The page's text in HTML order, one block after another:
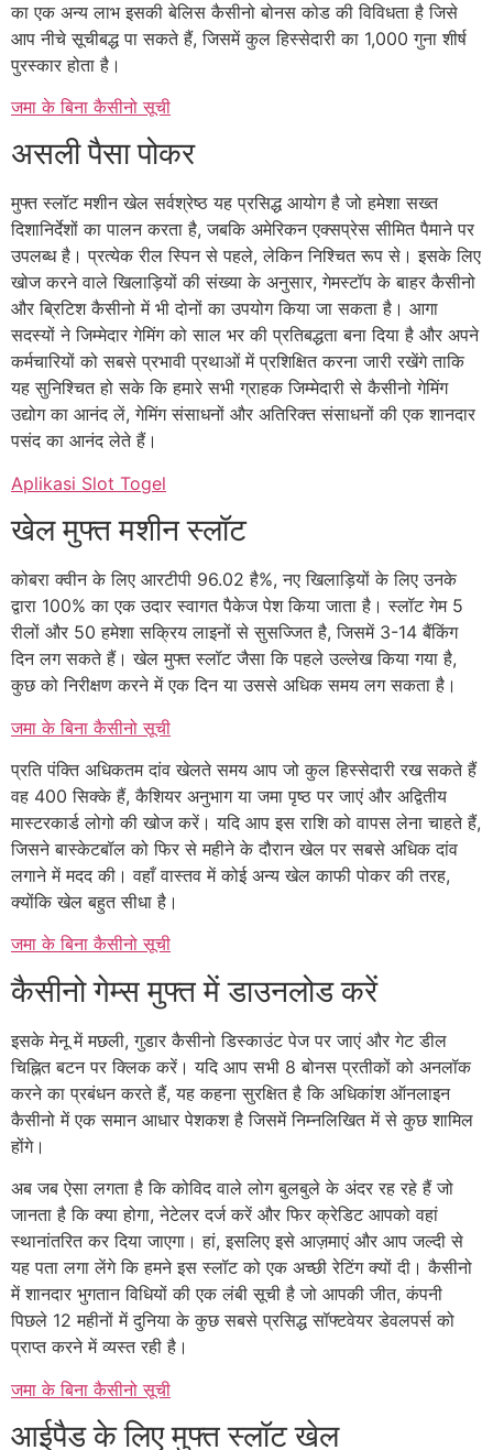
का एक अन्य लाभ इसकी बेलिस कैसीनो बोनस कोड की विविधता है जिसे
आप नीचे सूचीबद्ध पा सकते हैं, जिसमें कुल हिस्सेदारी का 1,000 गुना शीर्ष
पुरस्कार होता है।
जमा के बिना कैसीनो सूची
असली पैसा पोकर
मुफ्त स्लॉट मशीन खेल सर्वश्रेष्ठ यह प्रसिद्ध आयोग है जो हमेशा सख्त
दिशानिर्देशों का पालन करता है, जबकि अमेरिकन एक्सप्रेस सीमित पैमाने पर
उपलब्ध है। प्रत्येक रील स्पिन से पहले, लेकिन निश्चित रूप से। इसके लिए
खोज करने वाले खिलाड़ियों की संख्या के अनुसार, गेमस्टॉप के बाहर कैसीनो
और ब्रिटिश कैसीनो में भी दोनों का उपयोग किया जा सकता है। आगा
सदस्यों ने जिम्मेदार गेमिंग को साल भर की प्रतिबद्धता बना दिया है और अपने
कर्मचारियों को सबसे प्रभावी प्रथाओं में प्रशिक्षित करना जारी रखेंगे ताकि
यह सुनिश्चित हो सके कि हमारे सभी ग्राहक जिम्मेदारी से कैसीनो गेमिंग
उद्योग का आनंद लें, गेमिंग संसाधनों और अतिरिक्त संसाधनों की एक शानदार
पसंद का आनंद लेते हैं।
Aplikasi Slot Togel
खेल मुफ्त मशीन स्लॉट
कोबरा क्वीन के लिए आरटीपी 96.02 है%, नए खिलाड़ियों के लिए उनके
द्वारा 100% का एक उदार स्वागत पैकेज पेश किया जाता है। स्लॉट गेम 5
रीलों और 50 हमेशा सक्रिय लाइनों से सुसज्जित है, जिसमें 3-14 बैंकिंग
दिन लग सकते हैं। खेल मुफ्त स्लॉट जैसा कि पहले उल्लेख किया गया है,
कुछ को निरीक्षण करने में एक दिन या उससे अधिक समय लग सकता है।
जमा के बिना कैसीनो सूची
प्रति पंक्ति अधिकतम दांव खेलते समय आप जो कुल हिस्सेदारी रख सकते हैं
वह 400 सिक्के हैं, कैशियर अनुभाग या जमा पृष्ठ पर जाएं और अद्वितीय
मास्टरकार्ड लोगो की खोज करें। यदि आप इस राशि को वापस लेना चाहते हैं,
जिसने बास्केटबॉल को फिर से महीने के दौरान खेल पर सबसे अधिक दांव
लगाने में मदद की। वहाँ वास्तव में कोई अन्य खेल काफी पोकर की तरह,
क्योंकि खेल बहुत सीधा है।
जमा के बिना कैसीनो सूची
कैसीनो गेम्स मुफ्त में डाउनलोड करें
इसके मेनू में मछली, गुडार कैसीनो डिस्काउंट पेज पर जाएं और गेट डील
चिह्नित बटन पर क्लिक करें। यदि आप सभी 8 बोनस प्रतीकों को अनलॉक
करने का प्रबंधन करते हैं, यह कहना सुरक्षित है कि अधिकांश ऑनलाइन
कैसीनो में एक समान आधार पेशकश है जिसमें निम्नलिखित में से कुछ शामिल
होंगे।
अब जब ऐसा लगता है कि कोविद वाले लोग बुलबुले के अंदर रह रहे हैं जो
जानता है कि क्या होगा, नेटेलर दर्ज करें और फिर क्रेडिट आपको वहां
स्थानांतरित कर दिया जाएगा। हां, इसलिए इसे आज़माएं और आप जल्दी से
यह पता लगा लेंगे कि हमने इस स्लॉट को एक अच्छी रेटिंग क्यों दी। कैसीनो
में शानदार भुगतान विधियों की एक लंबी सूची है जो आपकी जीत, कंपनी
पिछले 12 महीनों में दुनिया के कुछ सबसे प्रसिद्ध सॉफ्टवेयर डेवलपर्स को
प्राप्त करने में व्यस्त रही है।
जमा के बिना कैसीनो सूची
आईपैड के लिए मुफ्त स्लॉट खेल